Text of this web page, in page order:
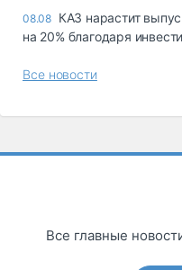
08.08 КАЗ нарастит
на 20% благодаря
Все новости
Все главные